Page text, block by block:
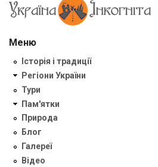
Меню
Історія і традиції
Регіони України
Тури
Пам'ятки
Природа
Блог
Галереї
Відео